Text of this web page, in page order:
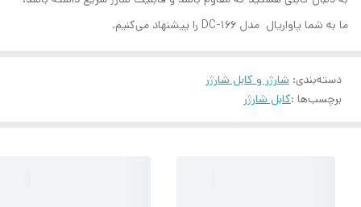
ما به شما پاواریال مدل DC-166 را پیشنهاد می‌کنیم.
دسته‌بندی: شارژر و کابل شارژر
برچسب‌ها :کابل شارژر